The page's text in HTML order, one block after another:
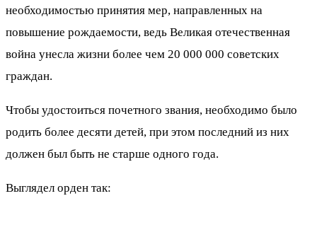
необходимостью принятия мер, направленных на
повышение рождаемости, ведь Великая отечественная
война унесла жизни более чем 20 000 000 советских
граждан.
Чтобы удостоиться почетного звания, необходимо было
родить более десяти детей, при этом последний из них
должен был быть не старше одного года.
Выглядел орден так: